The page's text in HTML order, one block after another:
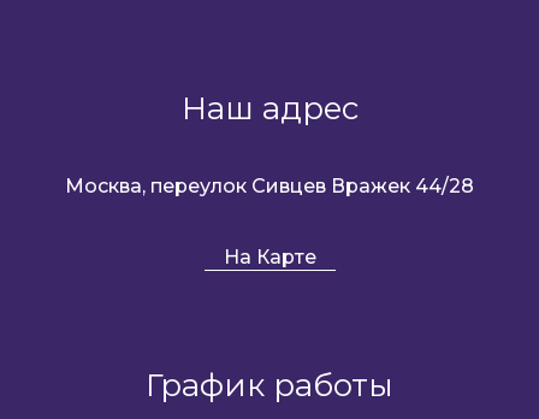
Наш адрес
Москва, переулок Сивцев Вражек 44/28
На Карте
График работы